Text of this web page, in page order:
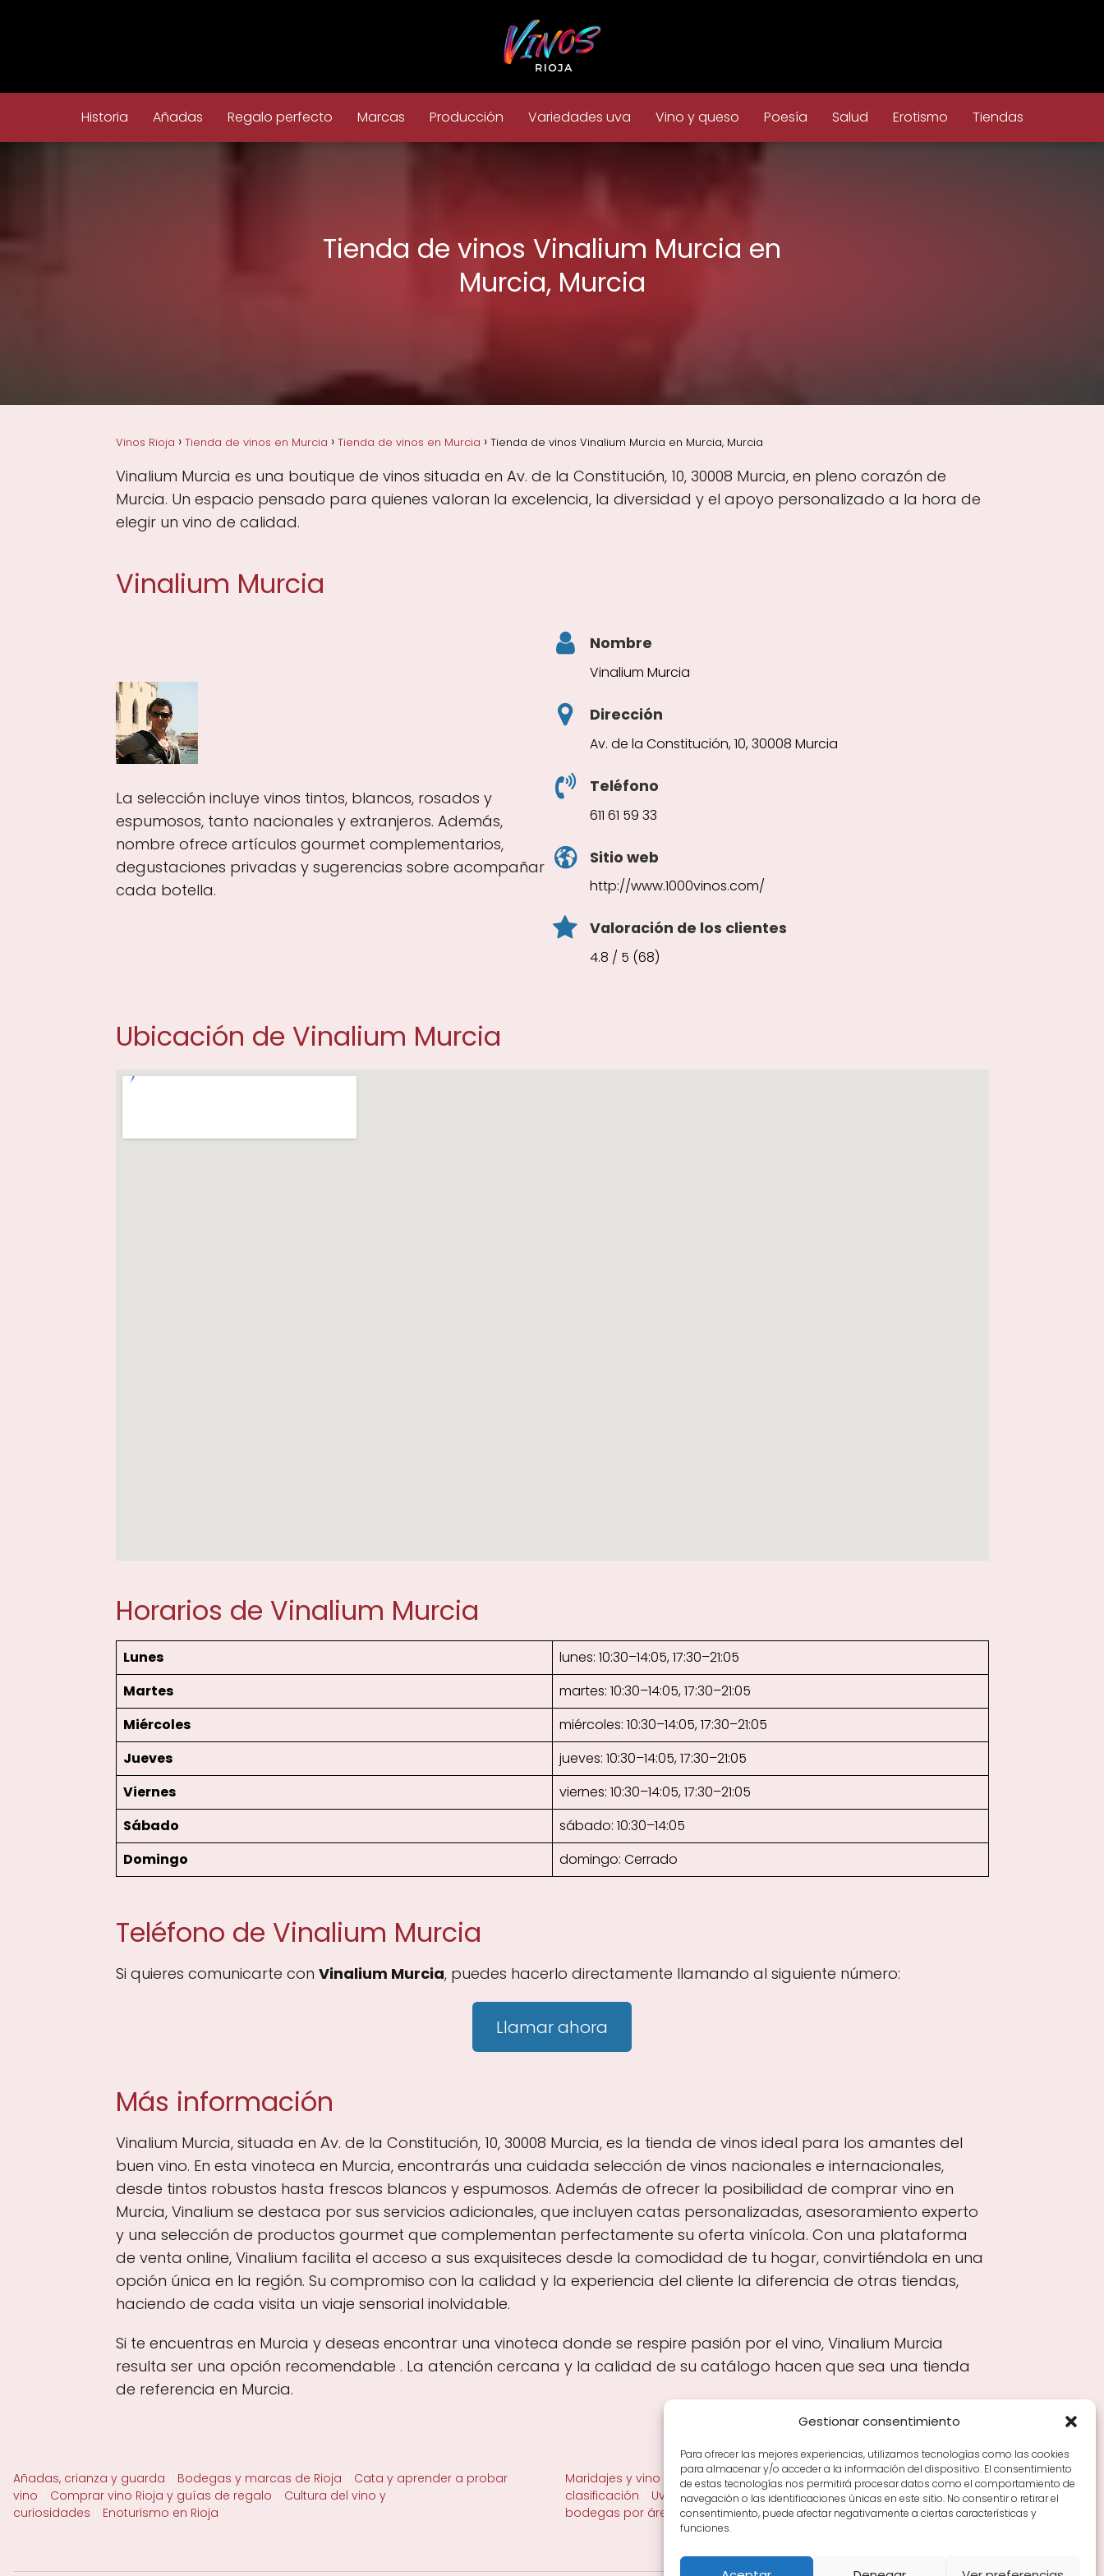
Gestionar consentimiento
Para ofrecer las mejores experiencias, utilizamos tecnologías como las cookies
para almacenar y/o acceder a la información del dispositivo. El consentimiento
de estas tecnologías nos permitirá procesar datos como el comportamiento de
navegación o las identificaciones únicas en este sitio. No consentir o retirar el
consentimiento, puede afectar negativamente a ciertas características y
funciones.
Historia Añadas Regalo perfecto Marcas Producción Variedades uva Vino y queso Poesía Salud Erotismo Tiendas
Tienda de vinos Vinalium Murcia en
Murcia, Murcia
Vinos Rioja Tienda de vinos en Murcia Tienda de vinos en Murcia Tienda de vinos Vinalium Murcia en Murcia, Murcia
Vinalium Murcia es una boutique de vinos situada en Av. de la Constitución, 10, 30008 Murcia, en pleno corazón de
Murcia. Un espacio pensado para quienes valoran la excelencia, la diversidad y el apoyo personalizado a la hora de
elegir un vino de calidad.
Vinalium Murcia
La selección incluye vinos tintos, blancos, rosados y
espumosos, tanto nacionales y extranjeros. Además,
nombre ofrece artículos gourmet complementarios,
degustaciones privadas y sugerencias sobre acompañar
cada botella.
Nombre
Vinalium Murcia
Dirección
Av. de la Constitución, 10, 30008 Murcia
Teléfono
611 61 59 33
Sitio web
http://www.1000vinos.com/
Valoración de los clientes
4.8 / 5 (68)
Ubicación de Vinalium Murcia
Horarios de Vinalium Murcia
Lunes
lunes: 10:30–14:05, 17:30–21:05
Martes
martes: 10:30–14:05, 17:30–21:05
Miércoles
miércoles: 10:30–14:05, 17:30–21:05
Jueves
jueves: 10:30–14:05, 17:30–21:05
Viernes
viernes: 10:30–14:05, 17:30–21:05
Sábado
sábado: 10:30–14:05
Domingo
domingo: Cerrado
Teléfono de Vinalium Murcia
Si quieres comunicarte con Vinalium Murcia, puedes hacerlo directamente llamando al siguiente número:
Llamar ahora
Más información
Vinalium Murcia, situada en Av. de la Constitución, 10, 30008 Murcia, es la tienda de vinos ideal para los amantes del
buen vino. En esta vinoteca en Murcia, encontrarás una cuidada selección de vinos nacionales e internacionales,
desde tintos robustos hasta frescos blancos y espumosos. Además de ofrecer la posibilidad de comprar vino en
Murcia, Vinalium se destaca por sus servicios adicionales, que incluyen catas personalizadas, asesoramiento experto
y una selección de productos gourmet que complementan perfectamente su oferta vinícola. Con una plataforma
de venta online, Vinalium facilita el acceso a sus exquisiteces desde la comodidad de tu hogar, convirtiéndola en una
opción única en la región. Su compromiso con la calidad y la experiencia del cliente la diferencia de otras tiendas,
haciendo de cada visita un viaje sensorial inolvidable.
Si te encuentras en Murcia y deseas encontrar una vinoteca donde se respire pasión por el vino, Vinalium Murcia
resulta ser una opción recomendable . La atención cercana y la calidad de su catálogo hacen que sea una tienda
de referencia en Murcia.
Añadas, crianza y guarda Bodegas y marcas de Rioja
Cata y aprender a probar
vino
Comprar vino Rioja y guías de regalo
Cultura del vino y
curiosidades
Enoturismo en Rioja
Maridajes y vino en la mesa Tiendas de vino por ciudades
Tipos de Rioja y
clasificación
Uvas y viñedo en Rioja Vino Rioja para empezar
Zonas de Rioja y
bodegas por área